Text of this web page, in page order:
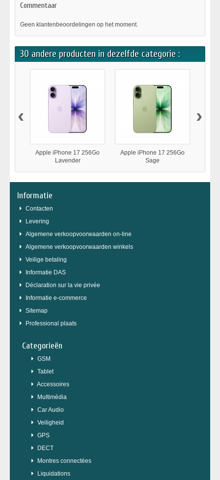
Commentaar
Geen klantenbeoordelingen op het moment.
30 andere producten in dezelfde categorie :
Apple iPhone 17 256Go
Lavender
Apple iPhone 17 256Go
Sage
‹ ›
Informatie
Contacten
Levering
Algemene verkoopvoorwaarden on-line
Algemene verkoopvoorwaarden winkels
Veilige betaling
Informatie DAS
Déclaration sur la vie privée
Informatie e-commerce
Sitemap
Professional plaats
Categorieën
GSM
Tablet
Accessoires
Multimédia
Car Audio
Veiligheid
GPS
DECT
Montres connectées
Liquidations